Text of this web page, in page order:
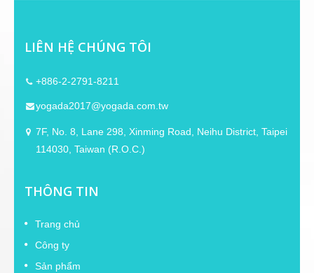
LIÊN HỆ CHÚNG TÔI
+886-2-2791-8211
yogada2017@yogada.com.tw
7F, No. 8, Lane 298, Xinming Road, Neihu District, Taipei
114030, Taiwan (R.O.C.)
THÔNG TIN
Trang chủ
Công ty
Sản phẩm